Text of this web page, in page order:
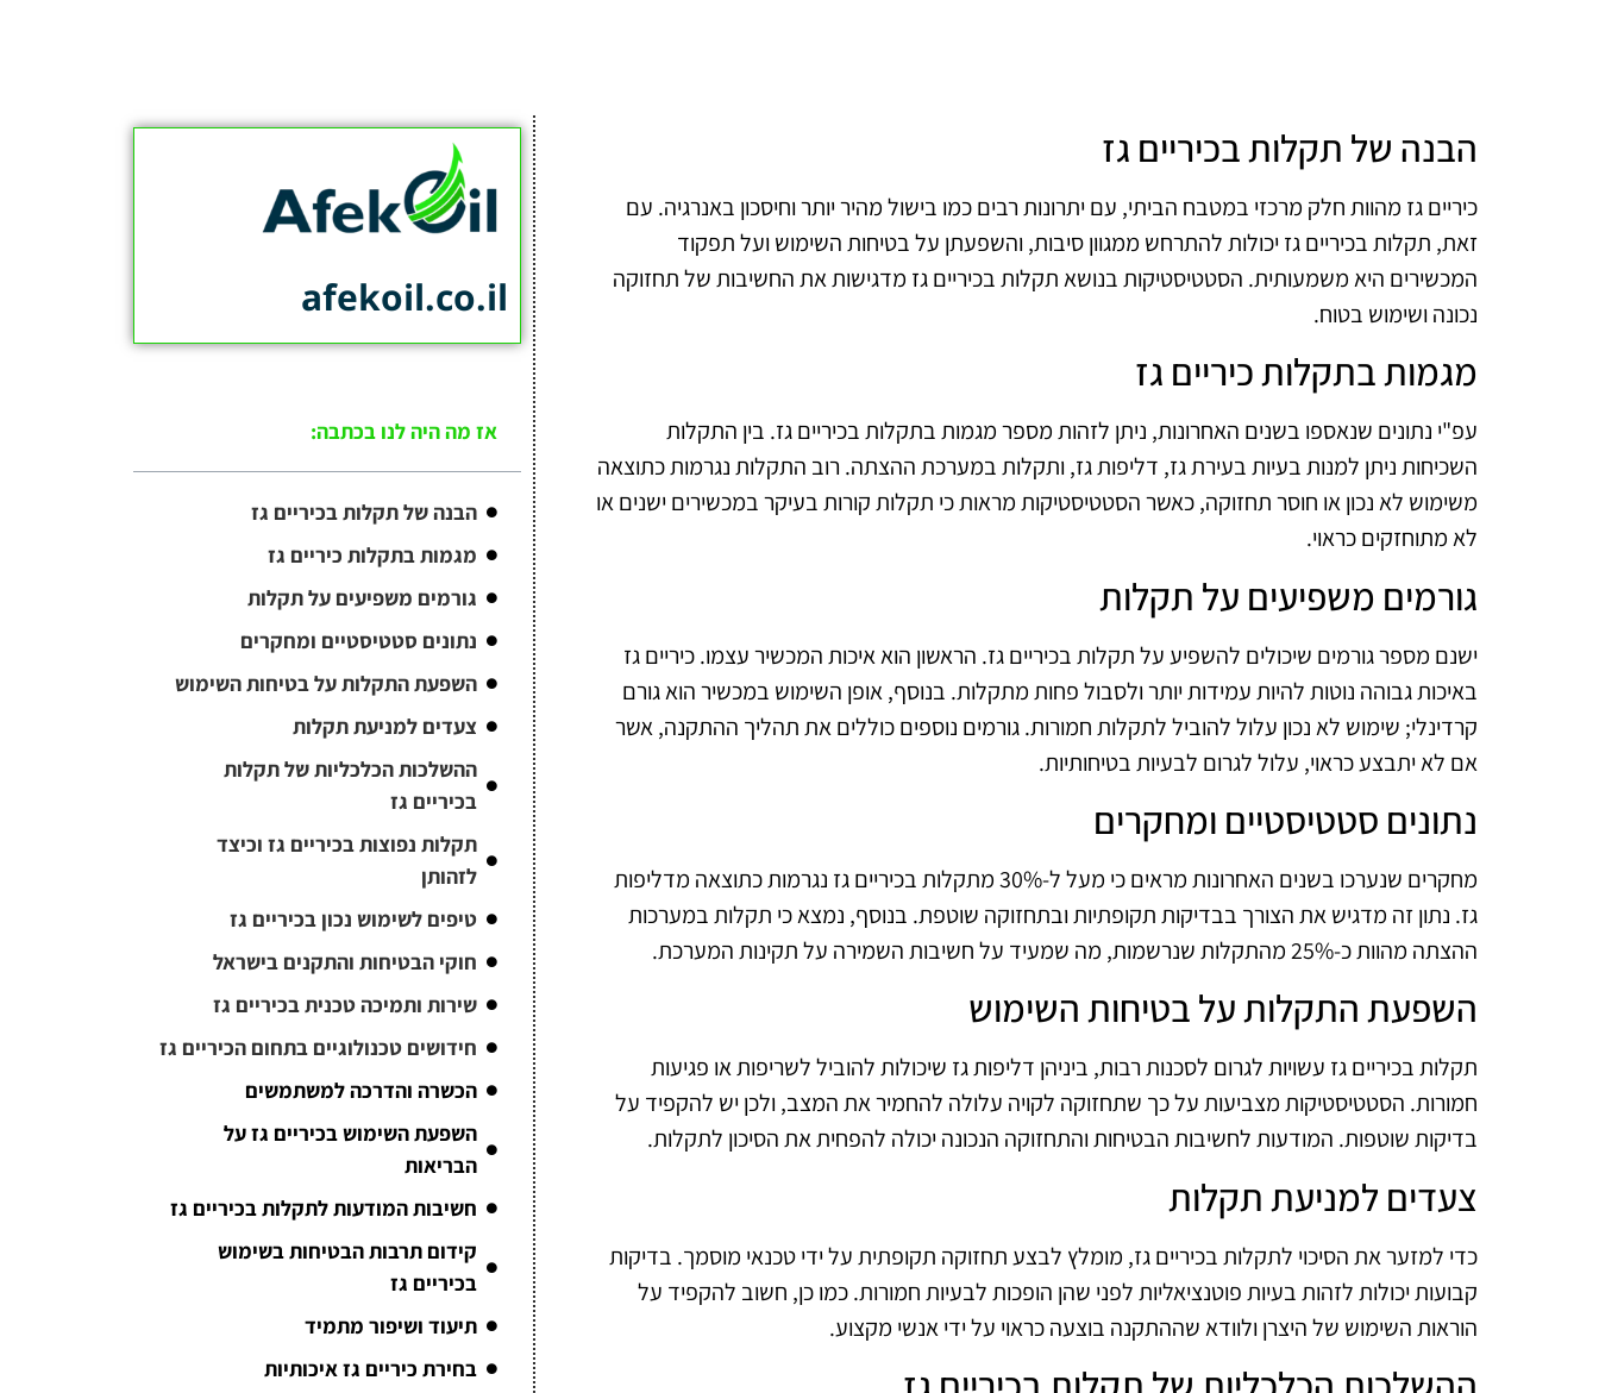
הבנה של תקלות בכיריים גז
כיריים גז מהוות חלק מרכזי במטבח הביתי, עם יתרונות רבים כמו בישול מהיר יותר וחיסכון באנרגיה. עם
זאת, תקלות בכיריים גז יכולות להתרחש ממגוון סיבות, והשפעתן על בטיחות השימוש ועל תפקוד
המכשירים היא משמעותית. הסטטיסטיקות בנושא תקלות בכיריים גז מדגישות את החשיבות של תחזוקה
נכונה ושימוש בטוח.
מגמות בתקלות כיריים גז
עפ"י נתונים שנאספו בשנים האחרונות, ניתן לזהות מספר מגמות בתקלות בכיריים גז. בין התקלות
השכיחות ניתן למנות בעיות בעירת גז, דליפות גז, ותקלות במערכת ההצתה. רוב התקלות נגרמות כתוצאה
משימוש לא נכון או חוסר תחזוקה, כאשר הסטטיסטיקות מראות כי תקלות קורות בעיקר במכשירים ישנים או
לא מתוחזקים כראוי.
גורמים משפיעים על תקלות
ישנם מספר גורמים שיכולים להשפיע על תקלות בכיריים גז. הראשון הוא איכות המכשיר עצמו. כיריים גז
באיכות גבוהה נוטות להיות עמידות יותר ולסבול פחות מתקלות. בנוסף, אופן השימוש במכשיר הוא גורם
קרדינלי; שימוש לא נכון עלול להוביל לתקלות חמורות. גורמים נוספים כוללים את תהליך ההתקנה, אשר
אם לא יתבצע כראוי, עלול לגרום לבעיות בטיחותיות.
נתונים סטטיסטיים ומחקרים
מחקרים שנערכו בשנים האחרונות מראים כי מעל ל-30% מתקלות בכיריים גז נגרמות כתוצאה מדליפות
גז. נתון זה מדגיש את הצורך בבדיקות תקופתיות ובתחזוקה שוטפת. בנוסף, נמצא כי תקלות במערכות
ההצתה מהוות כ-25% מהתקלות שנרשמות, מה שמעיד על חשיבות השמירה על תקינות המערכת.
השפעת התקלות על בטיחות השימוש
תקלות בכיריים גז עשויות לגרום לסכנות רבות, ביניהן דליפות גז שיכולות להוביל לשריפות או פגיעות
חמורות. הסטטיסטיקות מצביעות על כך שתחזוקה לקויה עלולה להחמיר את המצב, ולכן יש להקפיד על
בדיקות שוטפות. המודעות לחשיבות הבטיחות והתחזוקה הנכונה יכולה להפחית את הסיכון לתקלות.
צעדים למניעת תקלות
כדי למזער את הסיכוי לתקלות בכיריים גז, מומלץ לבצע תחזוקה תקופתית על ידי טכנאי מוסמך. בדיקות
קבועות יכולות לזהות בעיות פוטנציאליות לפני שהן הופכות לבעיות חמורות. כמו כן, חשוב להקפיד על
הוראות השימוש של היצרן ולוודא שההתקנה בוצעה כראוי על ידי אנשי מקצוע.
afekoil.co.il
אז מה היה לנו בכתבה:
הבנה של תקלות בכיריים גז
מגמות בתקלות כיריים גז
גורמים משפיעים על תקלות
נתונים סטטיסטיים ומחקרים
השפעת התקלות על בטיחות השימוש
צעדים למניעת תקלות
ההשלכות הכלכליות של תקלות
בכיריים גז
תקלות נפוצות בכיריים גז וכיצד
לזהותן
טיפים לשימוש נכון בכיריים גז
חוקי הבטיחות והתקנים בישראל
שירות ותמיכה טכנית בכיריים גז
חידושים טכנולוגיים בתחום הכיריים גז
הכשרה והדרכה למשתמשים
השפעת השימוש בכיריים גז על
הבריאות
חשיבות המודעות לתקלות בכיריים גז
קידום תרבות הבטיחות בשימוש
בכיריים גז
תיעוד ושיפור מתמיד
בחירת כיריים גז איכותיות